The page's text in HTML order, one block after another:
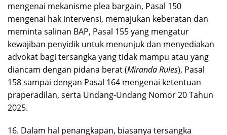
mengenai mekanisme plea bargain, Pasal 150
mengenai hak intervensi, memajukan keberatan dan
meminta salinan BAP, Pasal 155 yang mengatur
kewajiban penyidik untuk menunjuk dan menyediakan
advokat bagi tersangka yang tidak mampu atau yang
diancam dengan pidana berat (Miranda Rules), Pasal
158 sampai dengan Pasal 164 mengenai ketentuan
praperadilan, serta Undang-Undang Nomor 20 Tahun
2025.
16. Dalam hal penangkapan, biasanya tersangka